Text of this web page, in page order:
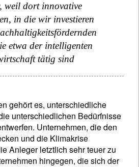
weil dort innovative
in die wir investieren
etwa der intelligenten
tätig sind
gehört es, unterschiedliche
unterschiedlichen Bedürfnisse
Unternehmen, die den
und die Klimakrise
Anleger letztlich sehr teuer zu
hingegen, die sich der
werden in Übereinstimmung
verwendet
Registrieren